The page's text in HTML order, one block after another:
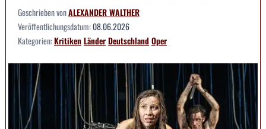
Geschrieben vonALEXANDER WALTHER
Veröffentlichungsdatum:08.06.2026
Kategorien:KritikenLänderDeutschlandOper